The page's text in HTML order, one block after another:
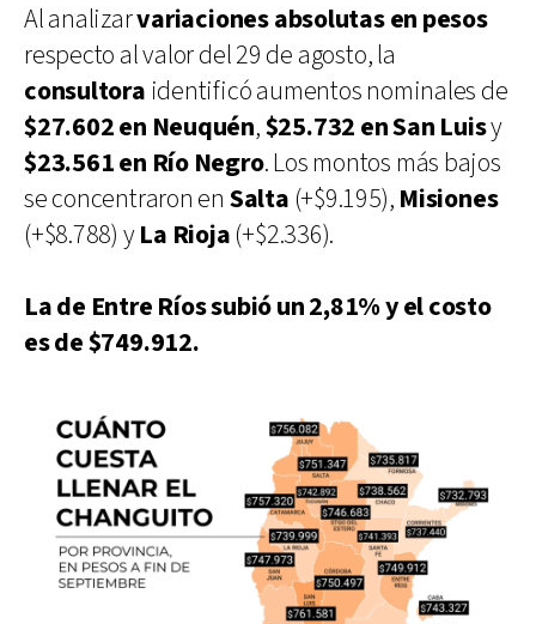
Al analizarvariaciones absolutas en pesos
respecto al valor del 29 de agosto, la
consultora identificó aumentos nominales de
$27.602 en Neuquén,$25.732 en San Luisy
$23.561 en Río Negro. Los montos más bajos
se concentraron en Salta (+$9.195), Misiones
(+$8.788) yLa Rioja (+$2.336).
La de Entre Ríos subió un 2,81% y el costo
es de $749.912.